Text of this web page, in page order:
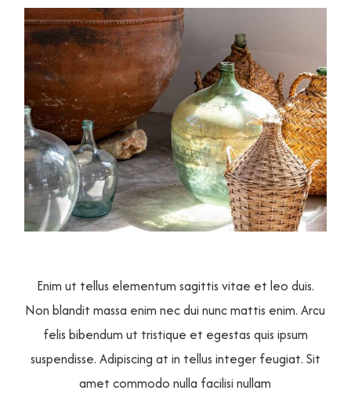
Enim ut tellus elementum sagittis vitae et leo duis.
Non blandit massa enim nec dui nunc mattis enim. Arcu
felis bibendum ut tristique et egestas quis ipsum
suspendisse. Adipiscing at in tellus integer feugiat. Sit
amet commodo nulla facilisi nullam